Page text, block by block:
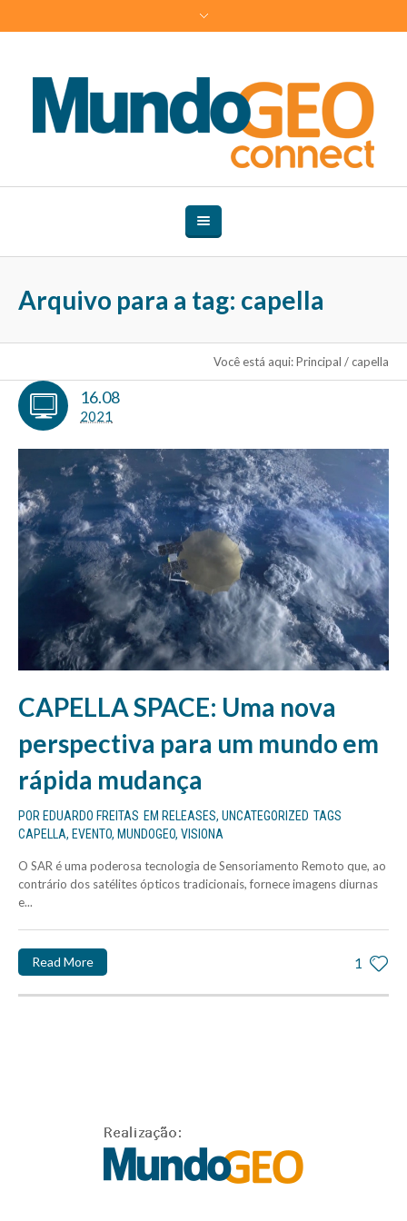
Arquivo para a tag: capella
Você está aqui:Principal /capella
16.08
2021
CAPELLA SPACE: Uma nova
perspectiva para um mundo em
rápida mudança
POR EDUARDO FREITAS EM RELEASES, UNCATEGORIZED TAGS
CAPELLA, EVENTO, MUNDOGEO, VISIONA
O SAR é uma poderosa tecnologia de Sensoriamento Remoto que, ao
contrário dos satélites ópticos tradicionais, fornece imagens diurnas
e...
1
Read More